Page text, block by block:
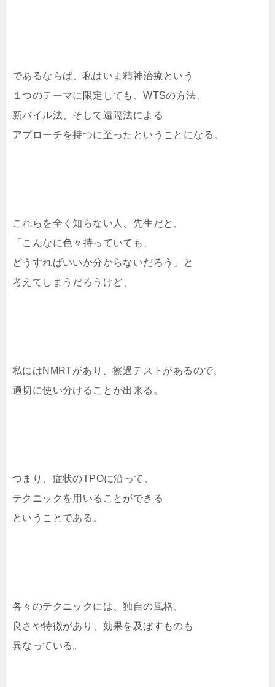
であるならば、私はいま精神治療という
１つのテーマに限定しても、WTSの方法、
新バイル法、そして遠隔法による
アプローチを持つに至ったということになる。
これらを全く知らない人、先生だと、
「こんなに色々持っていても、
どうすればいいか分からないだろう」と
考えてしまうだろうけど、
私にはNMRTがあり、擦過テストがあるので、
適切に使い分けることが出来る。
つまり、症状のTPOに沿って、
テクニックを用いることができる
ということである。
各々のテクニックには、独自の風格、
良さや特徴があり、効果を及ぼすものも
異なっている。